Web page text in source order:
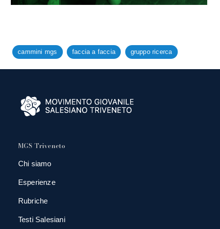
cammini mgs faccia a faccia gruppo ricerca
MGS Triveneto
Chi siamo
Esperienze
Rubriche
Testi Salesiani